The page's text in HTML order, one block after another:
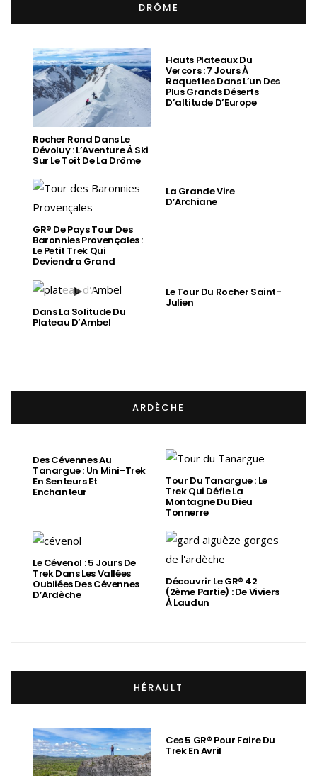
DRÔME
Rocher Rond Dans Le
Dévoluy : L’Aventure À Ski
Sur Le Toit De La Drôme
Hauts Plateaux Du
Vercors : 7 Jours À
Raquettes Dans L’un Des
Plus Grands Déserts
D’altitude D’Europe
GR® De Pays Tour Des
Baronnies Provençales :
Le Petit Trek Qui
Deviendra Grand
La Grande Vire
D’Archiane
Dans La Solitude Du
Plateau D’Ambel
Le Tour Du Rocher Saint-
Julien
ARDÈCHE
Des Cévennes Au
Tanargue : Un Mini-Trek
En Senteurs Et
Enchanteur
Tour Du Tanargue : Le
Trek Qui Défie La
Montagne Du Dieu
Tonnerre
Le Cévenol : 5 Jours De
Trek Dans Les Vallées
Oubliées Des Cévennes
D’Ardèche
Découvrir Le GR® 42
(2ème Partie) : De Viviers
À Laudun
HÉRAULT
Ces 5 GR® Pour Faire Du
Trek En Avril